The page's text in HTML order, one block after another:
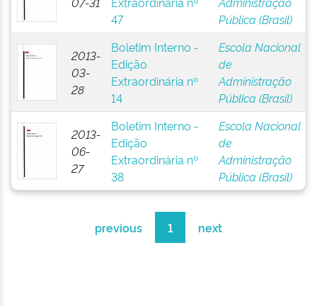
47
Pública (Brasil)
2013-
03-
28
Boletim Interno -
Edição
Extraordinária nº
14
Escola Nacional
de
Administração
Pública (Brasil)
2013-
06-
27
Boletim Interno -
Edição
Extraordinária nº
38
Escola Nacional
de
Administração
Pública (Brasil)
previous 1 next